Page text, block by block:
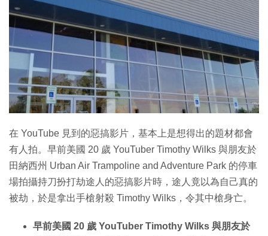
在 YouTube 見到的惡搞影片，基本上是想得出的題材都會
有人拍。早前美國 20 歲 YouTuber Timothy Wilks 與朋友於
田納西州 Urban Air Trampoline and Adventure Park 的停車
場拍攝持刀扮打劫途人的惡搞影片時，途人竟以為自己真的
被劫，於是拿出手槍射殺 Timothy Wilks，令其中槍身亡。
早前美國 20 歲 YouTuber Timothy Wilks 與朋友於